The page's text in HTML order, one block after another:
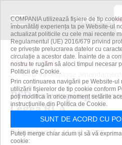
Acasă
Știri
PSD va respinge
PSD va respinge
Legea RCA
Primanews | 14 oct 2025
COMPANIA utilizează fişiere de tip
îmbunătăți experiența ta pe Website-ul
actualizat politicile cu cele mai recente
Regulamentul (UE) 2016/679 privind
ce privește prelucrarea datelor cu
circulație a acestor date. Înainte de a
nostru te rugăm să aloci timpul necesar
Politicii de Cookie.
Prin continuarea navigării pe Website-
utilizării fişierelor de tip cookie conform
poți modifica în orice moment setările
instrucțiunile din Politica de Cookie.
SUNT DE ACORD CU
Puteți merge chiar acum și să vă
cookie: